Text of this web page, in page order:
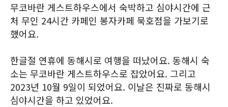
무코바란 게스트하우스에서 숙박하고 심야시간에 근
처 무인 24시간 카페인 봉자카페 묵호점을 가보기로
했어요.
한글절 연휴에 동해시로 여행을 떠났어요. 동해시 숙
소는 무코바란 게스트하우스로 잡았어요. 그리고
2023년 10월 9일이 되었어요. 이날은 진짜로 동해시
심야시간을 하고 있었어요.